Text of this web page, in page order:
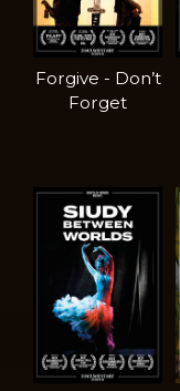
Forgive - Don’t
Forget